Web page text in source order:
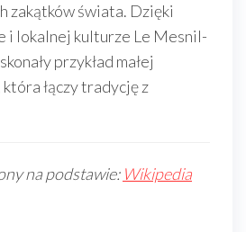
zakątków świata. Dzięki
i lokalnej kulturze Le Mesnil-
przykład małej
łączy tradycję z
na podstawie: Wikipedia